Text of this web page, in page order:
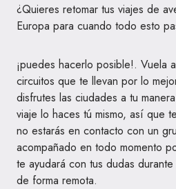
¿Quieres retomar tus viajes de
Europa para cuando todo esto
¡puedes hacerlo posible!. Vuela
circuitos que te llevan por lo
disfrutes las ciudades a tu
viaje lo haces tú mismo, así que
no estarás en contacto con un
acompañado en todo momento
te ayudará con tus dudas
de forma remota.